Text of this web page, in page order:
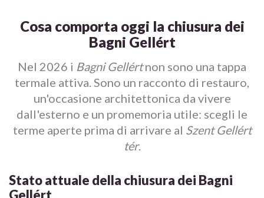
Cosa comporta oggi la chiusura dei
Bagni Gellért
Nel 2026 i Bagni Gellértnon sono una tappa
termale attiva. Sono un racconto di restauro,
un'occasione architettonica da vivere
dall'esterno e un promemoria utile: scegli le
terme aperte prima di arrivare al Szent Gellért
tér.
Stato attuale della chiusura dei Bagni
Gellért